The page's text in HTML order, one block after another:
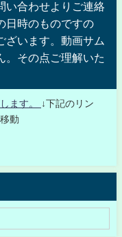
い合わせよりご連絡
日時のものですの
ざいます。動画サム
。その点ご理解いた
ます。
↓下記のリン
動